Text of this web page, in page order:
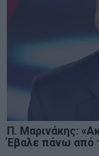
Π. Μαρινάκης:
Έβαλε πάνω από